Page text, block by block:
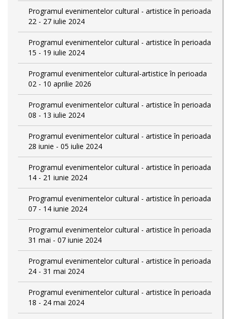
Programul evenimentelor cultural - artistice în perioada
22 - 27 iulie 2024
Programul evenimentelor cultural - artistice în perioada
15 - 19 iulie 2024
Programul evenimentelor cultural-artistice în perioada
02 - 10 aprilie 2026
Programul evenimentelor cultural - artistice în perioada
08 - 13 iulie 2024
Programul evenimentelor cultural - artistice în perioada
28 iunie - 05 iulie 2024
Programul evenimentelor cultural - artistice în perioada
14 - 21 iunie 2024
Programul evenimentelor cultural - artistice în perioada
07 - 14 iunie 2024
Programul evenimentelor cultural - artistice în perioada
31 mai - 07 iunie 2024
Programul evenimentelor cultural - artistice în perioada
24 - 31 mai 2024
Programul evenimentelor cultural - artistice în perioada
18 - 24 mai 2024